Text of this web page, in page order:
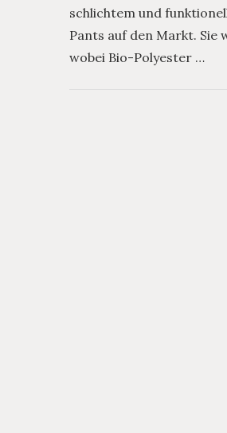
schlichtem und
Pants auf den Markt.
wobei Bio-Polyester …